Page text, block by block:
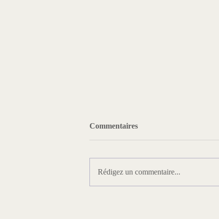
Commentaires
Rédigez un commentaire...